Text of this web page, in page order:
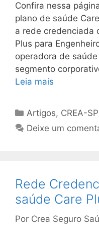
Confira nessa
plano de saúde
a rede credenciada
Plus para
operadora de
segmento
Leia mais
Artigos, CREA-SP
Deixe um
Rede
saúde Care
Por Crea Seguro